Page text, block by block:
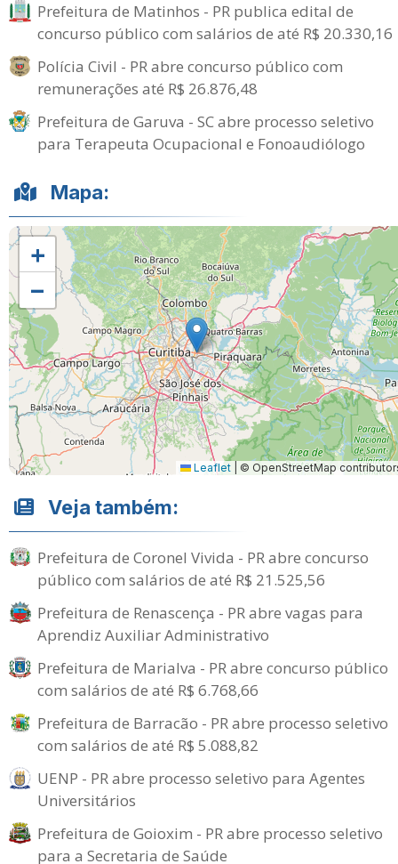
Prefeitura de Matinhos - PR publica edital de
concurso público com salários de até R$ 20.330,16
Polícia Civil - PR abre concurso público com
remunerações até R$ 26.876,48
Prefeitura de Garuva - SC abre processo seletivo
para Terapeuta Ocupacional e Fonoaudiólogo
Mapa:
+
−
Leaflet © OpenStreetMap
Veja também:
Prefeitura de Coronel Vivida - PR abre concurso
público com salários de até R$ 21.525,56
Prefeitura de Renascença - PR abre vagas para
Aprendiz Auxiliar Administrativo
Prefeitura de Marialva - PR abre concurso público
com salários de até R$ 6.768,66
Prefeitura de Barracão - PR abre processo seletivo
com salários de até R$ 5.088,82
UENP - PR abre processo seletivo para Agentes
Universitários
Prefeitura de Goioxim - PR abre processo seletivo
para a Secretaria de Saúde